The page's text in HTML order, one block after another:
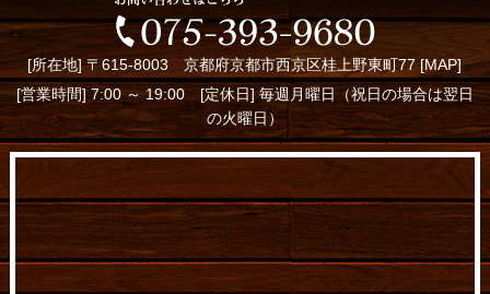
[所在地] 〒615-8003 京都府京都市西京区桂上野東町77 [MAP]
[営業時間] 7:00 ～ 19:00 [定休日] 毎週月曜日（祝日の場合は翌日
の火曜日）